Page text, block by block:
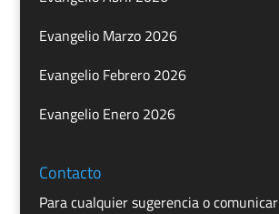
Evangelio Marzo 2026
Evangelio Febrero 2026
Evangelio Enero 2026
Contacto
Para cualquier sugerencia o comunicar